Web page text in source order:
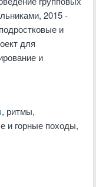
2015 -
и
для
и
, ритмы,
и горные походы,